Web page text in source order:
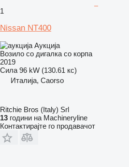
1
Nissan NT400
Аукција
Возило со дигалка со корпа
2019
Сила 96 kW (130.61 кс)
Италија, Caorso
Ritchie Bros (Italy) Srl
13 години на Machineryline
Контактирајте го продавачот